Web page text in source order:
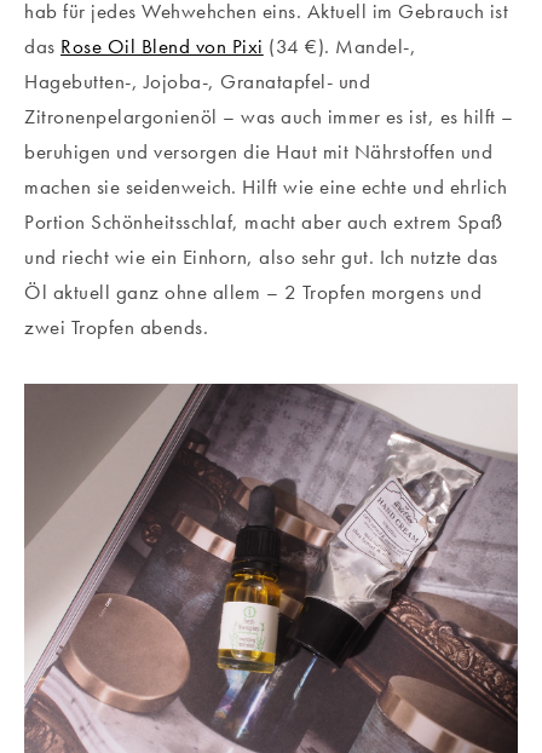
hab für jedes Wehwehchen eins. Aktuell im Gebrauch ist
das Rose Oil Blend von Pixi (34 €). Mandel-,
Hagebutten-, Jojoba-, Granatapfel- und
Zitronenpelargonienöl – was auch immer es ist, es hilft –
beruhigen und versorgen die Haut mit Nährstoffen und
machen sie seidenweich. Hilft wie eine echte und ehrlich
Portion Schönheitsschlaf, macht aber auch extrem Spaß
und riecht wie ein Einhorn, also sehr gut. Ich nutzte das
Öl aktuell ganz ohne allem – 2 Tropfen morgens und
zwei Tropfen abends.